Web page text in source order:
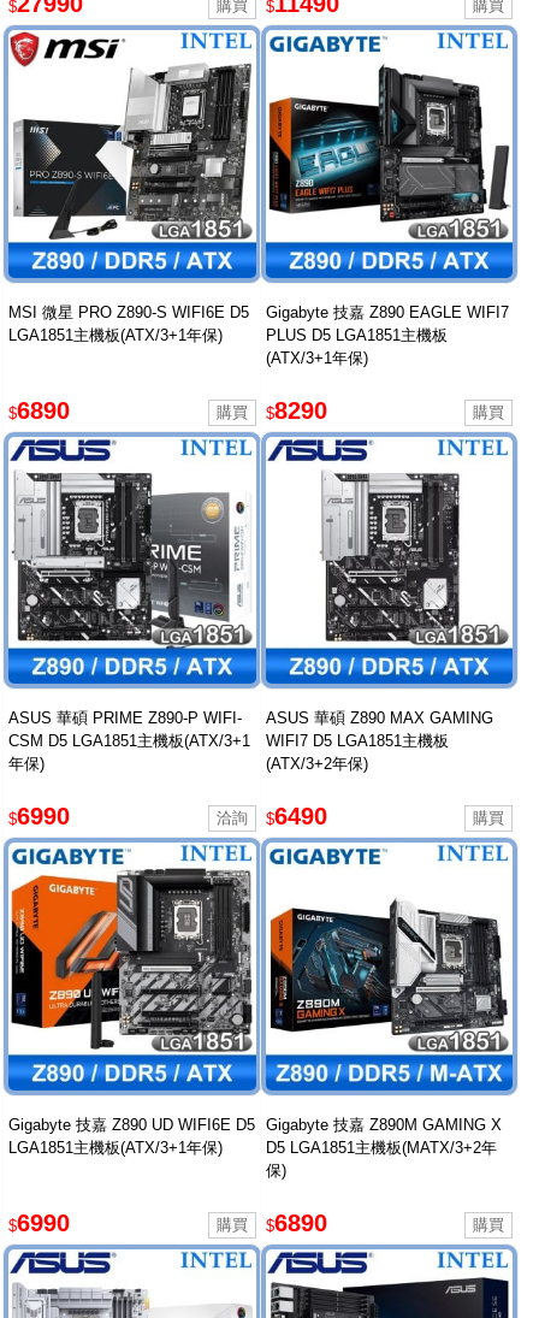
$ $
MSI 微星 PRO Z890-S WIFI6E D5
LGA1851主機板(ATX/3+1年保)
$6890
Gigabyte 技嘉 Z890 EAGLE WIFI7
PLUS D5 LGA1851主機板
(ATX/3+1年保)
$8290
ASUS 華碩 PRIME Z890-P WIFI-
CSM D5 LGA1851主機板(ATX/3+1
年保)
$6990
ASUS 華碩 Z890 MAX GAMING
WIFI7 D5 LGA1851主機板
(ATX/3+2年保)
$6490
Gigabyte 技嘉 Z890 UD WIFI6E D5
LGA1851主機板(ATX/3+1年保)
$6990
Gigabyte 技嘉 Z890M GAMING X
D5 LGA1851主機板(MATX/3+2年
保)
$6890